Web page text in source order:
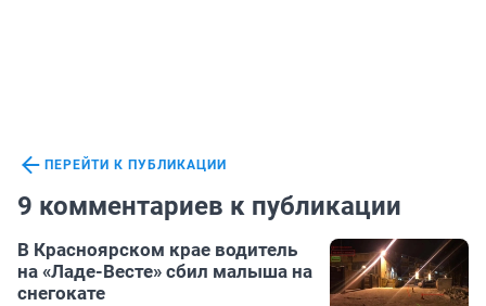
ПЕРЕЙТИ К ПУБЛИКАЦИИ
9 комментариев к публикации
В Красноярском крае водитель
на «Ладе-Весте» сбил малыша на
снегокате